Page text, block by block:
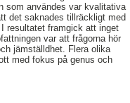
som användes var kvalitativa
det saknades tillräckligt med
resultatet framgick att inget
var att frågorna hör
jämställdhet. Flera olika
med fokus på genus och